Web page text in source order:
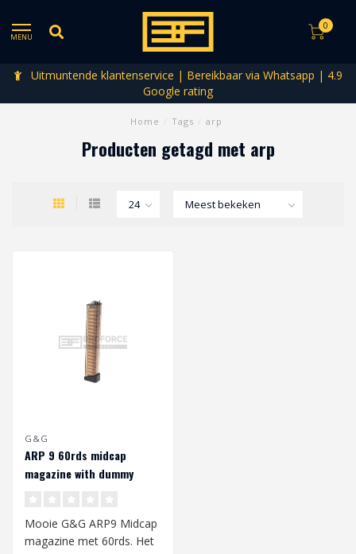
MENU
0
Uitmuntende klantenservice | Bereikbaar via Whatsapp | 4.9
Google rating
Home Tags arp
Producten getagd met arp
G&G
ARP 9 60rds midcap
magazine with dummy
Mooie G&G ARP9 Midcap
magazine met 60rds. Het